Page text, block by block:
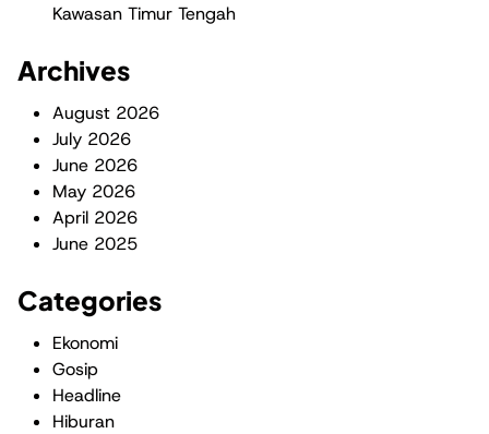
Kawasan Timur Tengah
Archives
August 2026
July 2026
June 2026
May 2026
April 2026
June 2025
Categories
Ekonomi
Gosip
Headline
Hiburan